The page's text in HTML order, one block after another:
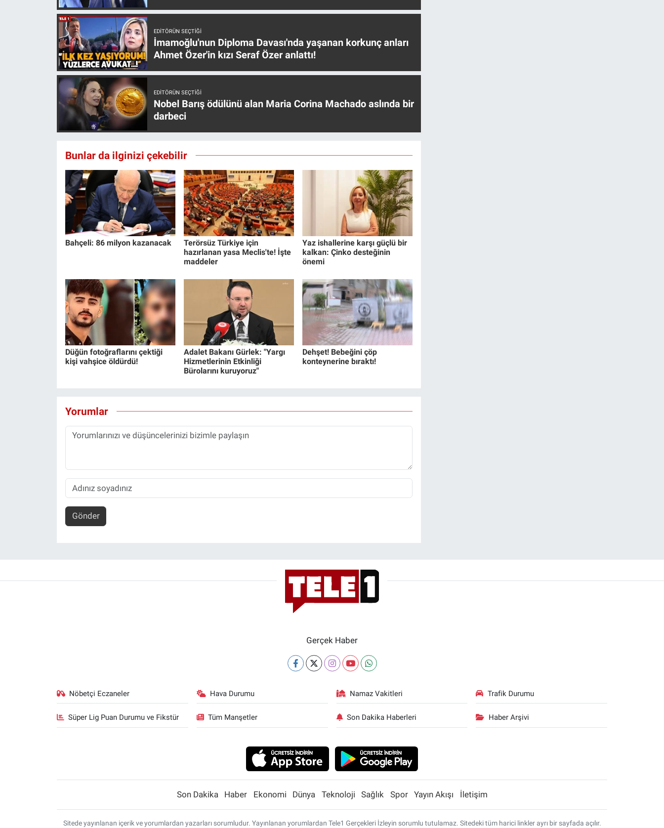
EDITÖRÜN SEÇTIĞI
İmamoğlu'nun Diploma Davası'nda yaşanan korkunç anları
Ahmet Özer'in kızı Seraf Özer anlattı!
EDITÖRÜN SEÇTIĞI
Nobel Barış ödülünü alan Maria Corina Machado aslında bir
darbeci
Bunlar da ilginizi çekebilir
Bahçeli: 86 milyon kazanacak
Terörsüz Türkiye için
hazırlanan yasa Meclis'te! İşte
maddeler
Yaz ishallerine karşı güçlü bir
kalkan: Çinko desteğinin
önemi
Düğün fotoğraflarını çektiği
kişi vahşice öldürdü!
Adalet Bakanı Gürlek: "Yargı
Hizmetlerinin Etkinliği
Bürolarını kuruyoruz"
Dehşet! Bebeğini çöp
konteynerine bıraktı!
Yorumlar
Gönder
Gerçek Haber
Nöbetçi Eczaneler Hava Durumu Namaz Vakitleri Trafik Durumu
Süper Lig Puan Durumu ve Fikstür Tüm Manşetler Son Dakika Haberleri Haber Arşivi
Son Dakika Haber Ekonomi Dünya Teknoloji Sağlık Spor Yayın Akışı İletişim
Sitede yayınlanan içerik ve yorumlardan yazarları sorumludur. Yayınlanan yorumlardan Tele1 Gerçekleri İzleyin sorumlu tutulamaz. Sitedeki tüm harici linkler ayrı bir sayfada açılır.